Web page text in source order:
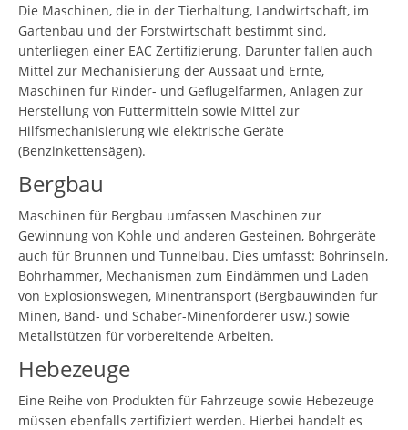
Die Maschinen, die in der Tierhaltung, Landwirtschaft, im
Gartenbau und der Forstwirtschaft bestimmt sind,
unterliegen einer EAC Zertifizierung. Darunter fallen auch
Mittel zur Mechanisierung der Aussaat und Ernte,
Maschinen für Rinder- und Geflügelfarmen, Anlagen zur
Herstellung von Futtermitteln sowie Mittel zur
Hilfsmechanisierung wie elektrische Geräte
(Benzinkettensägen).
Bergbau
Maschinen für Bergbau umfassen Maschinen zur
Gewinnung von Kohle und anderen Gesteinen, Bohrgeräte
auch für Brunnen und Tunnelbau. Dies umfasst: Bohrinseln,
Bohrhammer, Mechanismen zum Eindämmen und Laden
von Explosionswegen, Minentransport (Bergbauwinden für
Minen, Band- und Schaber-Minenförderer usw.) sowie
Metallstützen für vorbereitende Arbeiten.
Hebezeuge
Eine Reihe von Produkten für Fahrzeuge sowie Hebezeuge
müssen ebenfalls zertifiziert werden. Hierbei handelt es